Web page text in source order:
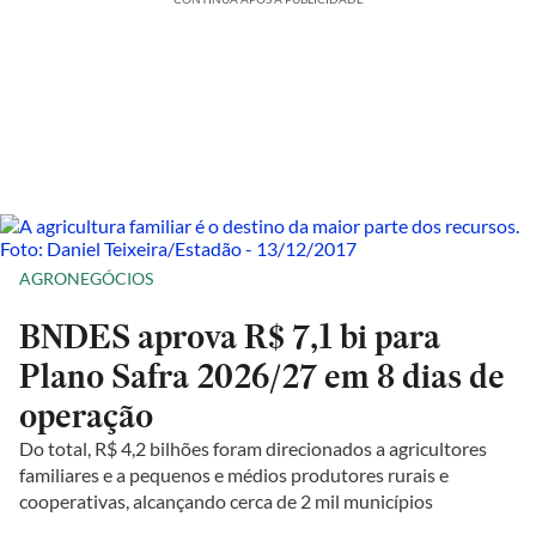
AGRONEGÓCIOS
BNDES aprova R$ 7,1 bi para
Plano Safra 2026/27 em 8 dias de
operação
Do total, R$ 4,2 bilhões foram direcionados a agricultores
familiares e a pequenos e médios produtores rurais e
cooperativas, alcançando cerca de 2 mil municípios